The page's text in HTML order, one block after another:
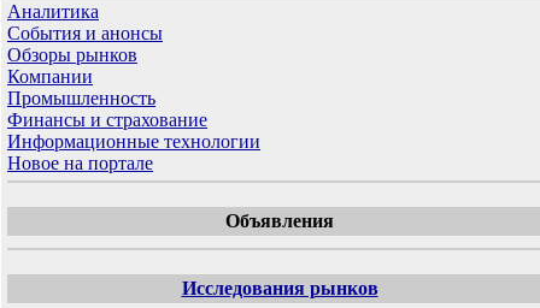
Аналитика
События и анонсы
Обзоры рынков
Компании
Промышленность
Финансы и страхование
Информационные технологии
Новое на портале
Объявления
Исследования рынков